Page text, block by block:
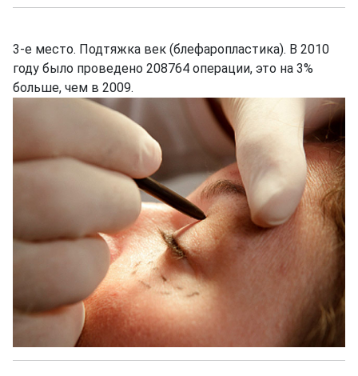
3-е место. Подтяжка век (блефаропластика). В 2010
году было проведено 208764 операции, это на 3%
больше, чем в 2009.